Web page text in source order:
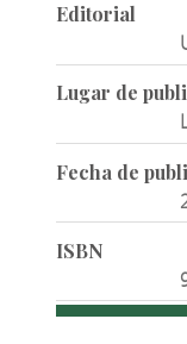
Editorial
Lugar de
Fecha de
ISBN